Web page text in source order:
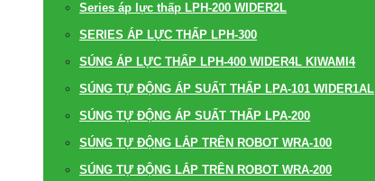
Series áp lực thấp LPH-200 WIDER2L
SERIES ÁP LỰC THẤP LPH-300
SÚNG ÁP LỰC THẤP LPH-400 WIDER4L KIWAMI4
SÚNG TỰ ĐỘNG ÁP SUẤT THẤP LPA-101 WIDER1AL
SÚNG TỰ ĐỘNG ÁP SUẤT THẤP LPA-200
SÚNG TỰ ĐỘNG LẮP TRÊN ROBOT WRA-100
SÚNG TỰ ĐỘNG LẮP TRÊN ROBOT WRA-200